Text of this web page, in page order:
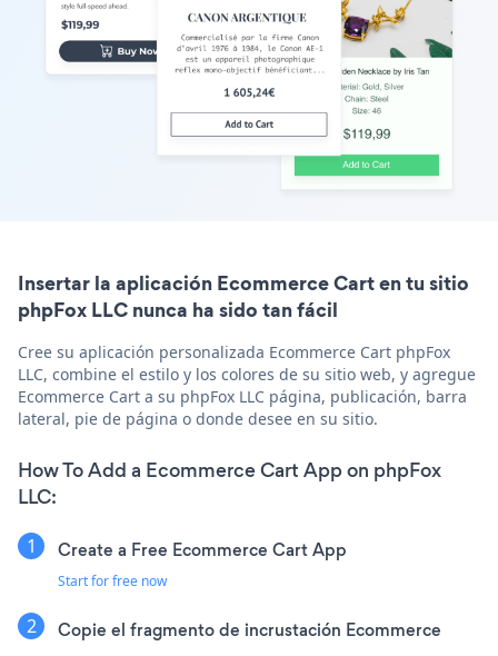
Insertar la aplicación Ecommerce Cart en tu sitio
phpFox LLC nunca ha sido tan fácil
Cree su aplicación personalizada Ecommerce Cart phpFox
LLC, combine el estilo y los colores de su sitio web, y agregue
Ecommerce Cart a su phpFox LLC página, publicación, barra
lateral, pie de página o donde desee en su sitio.
How To Add a Ecommerce Cart App on phpFox
LLC:
Create a Free Ecommerce Cart App
Start for free now
Copie el fragmento de incrustación Ecommerce